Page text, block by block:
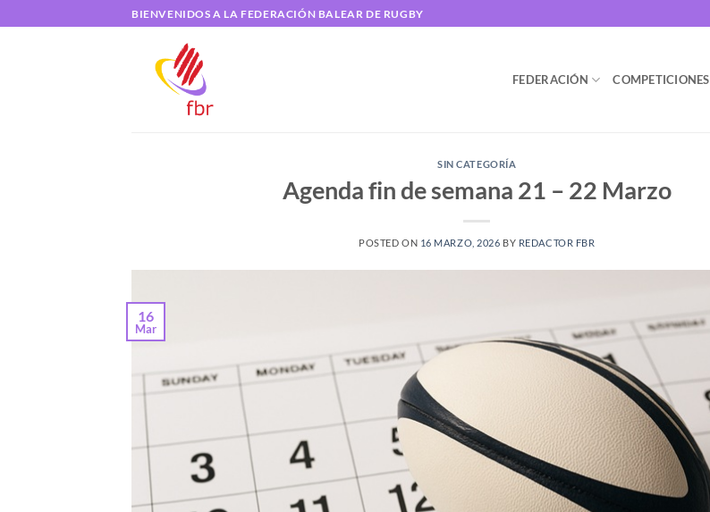
al
BIENVENIDOS A LA FEDERACIÓN BALEAR DE RUGBY
FEDERACIÓN COMPETICIONES
SIN CATEGORÍA
Agenda fin de semana 21 – 22 Marzo
POSTED ON 16 MARZO, 2026 BY REDACTOR FBR
16
Mar